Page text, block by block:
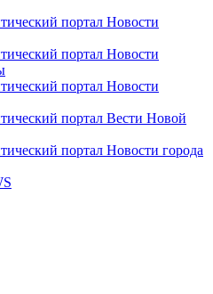
портал Новости
портал Новости
портал Новости
портал Вести Новой
портал Новости города